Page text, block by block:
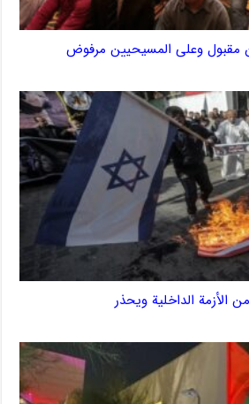
مقبول وعلى المسيحيين مرفوض
الأزمة الداخلية ويحذر